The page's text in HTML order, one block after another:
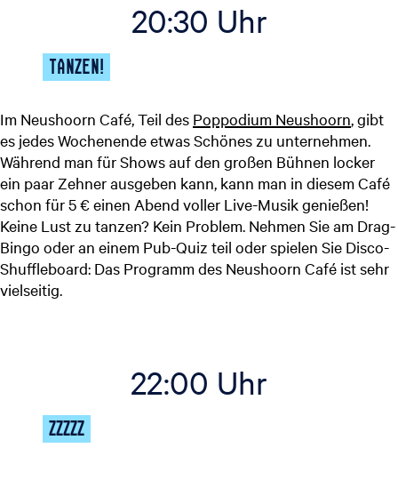
20:30 Uhr
TANZEN!
Im Neushoorn Café, Teil des Poppodium Neushoorn, gibt
es jedes Wochenende etwas Schönes zu unternehmen.
Während man für Shows auf den großen Bühnen locker
ein paar Zehner ausgeben kann, kann man in diesem Café
schon für 5 € einen Abend voller Live-Musik genießen!
Keine Lust zu tanzen? Kein Problem. Nehmen Sie am Drag-
Bingo oder an einem Pub-Quiz teil oder spielen Sie Disco-
Shuffleboard: Das Programm des Neushoorn Café ist sehr
vielseitig.
22:00 Uhr
ZZZZZ